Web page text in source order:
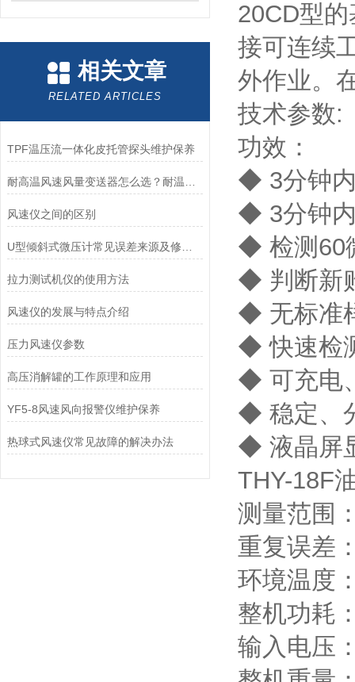
相关文章
RELATED ARTICLES
TPF温压流一体化皮托管探头维护保养
风速仪之间的区别
拉力测试机仪的使用方法
风速仪的发展与特点介绍
压力风速仪参数
高压消解罐的工作原理和应用
YF5-8风速风向报警仪维护保养
热球式风速仪常见故障的解决办法
20CD型
接可连续
外作业。
技术参数:
功效：
◆ 3分钟
◆ 3分钟
◆ 检测60
◆ 判断新
◆ 无标准
◆ 快速检
◆ 可充电
◆ 稳定、
◆ 液晶屏
THY-18F
测量范围
重复误差
环境温度
整机功耗
输入电压